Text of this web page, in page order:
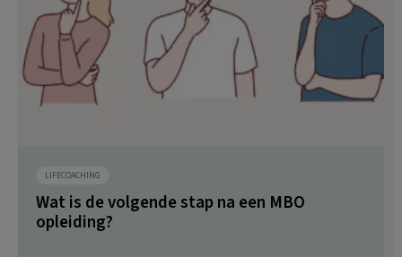
LIFECOACHING
Wat is de volgende stap na een MBO
opleiding?